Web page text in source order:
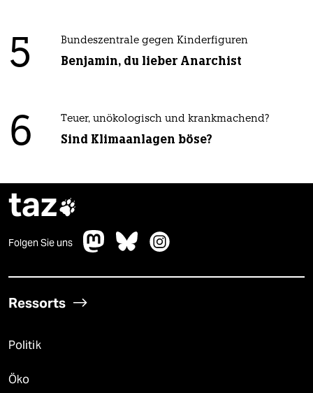
5 Bundeszentrale gegen Kinderfiguren
Benjamin, du lieber Anarchist
6 Teuer, unökologisch und krankmachend?
Sind Klimaanlagen böse?
taz
Folgen Sie uns
Ressorts
Politik
Öko